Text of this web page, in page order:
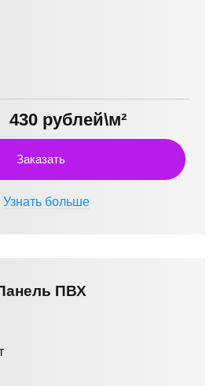
430 рублей\м²
Заказать
Узнать больше
ПВХ